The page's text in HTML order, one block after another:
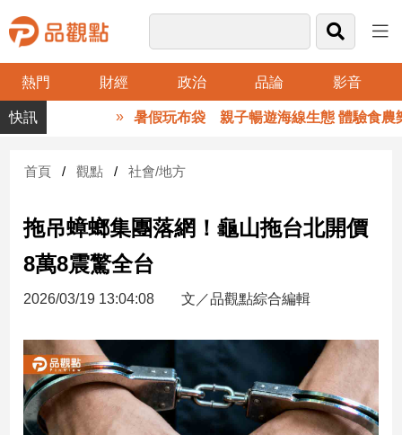
熱門 財經 政治 品論 影音
品
觀
財
台
財
新
產
經/
股
市
暑假玩布袋 親子暢遊海線生態 體驗食農樂
首頁 觀點 社會/地方
拖吊蟑螂集團落網！龜山拖台北開價
8萬8震驚全台
2026/03/19 13:04:08 文／品觀點綜合編輯